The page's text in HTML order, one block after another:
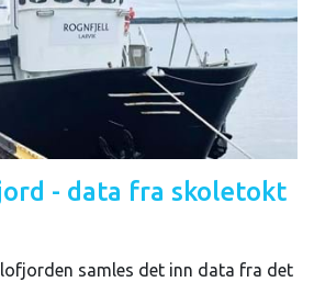
- data fra skoletokt
samles det inn data fra det